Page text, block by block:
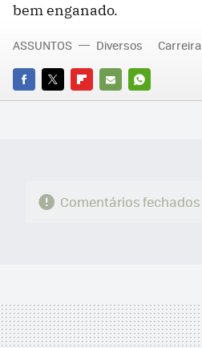
bem enganado.
FACEBOOK
TWITTERFLIPBOARD
E-
WHATSAPP
ASSUNTOS Diversos Carreira
Comentários fechados